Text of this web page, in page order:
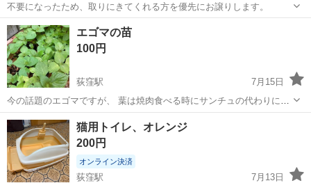
不要になったため、取りにきてくれる方を優先にお譲りします。
東京 杉並区 荻窪駅
エゴマの苗
100円
荻窪駅
7月15日
今の話題のエゴマですが、 葉は焼肉食べる時にサンチュの代わりに使
えます。 育ちやすいですが、 スーパーであんまり売ってないです。
サラダにもキムチにもどうぞ。 もし良かったら、 ぜひ育ててみてくだ
さいね。 一株100円です...
東京 杉並区 荻窪駅
猫用トイレ、オレンジ
200円
オンライン決済
荻窪駅
7月13日